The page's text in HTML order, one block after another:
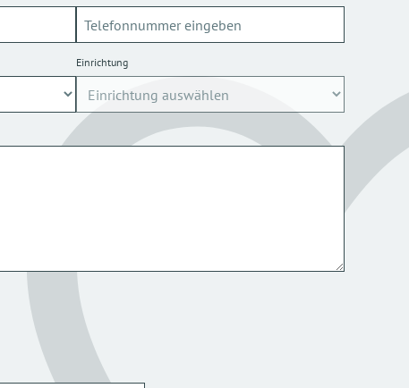
Einrichtung